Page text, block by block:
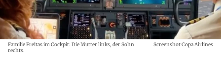
Familie Freitas im Cockpit: Die Mutter links, der Sohn
rechts.
Screenshot Copa Airlines